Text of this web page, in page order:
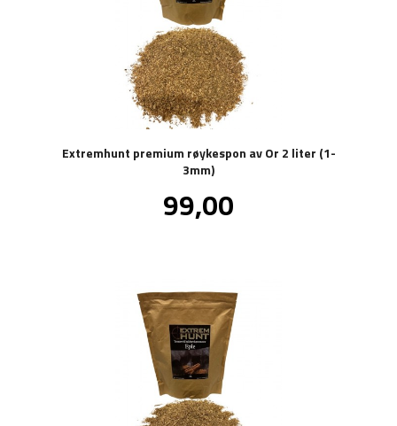
Extremhunt premium røykespon av Or 2 liter (1-
3mm)
Pris
99,00